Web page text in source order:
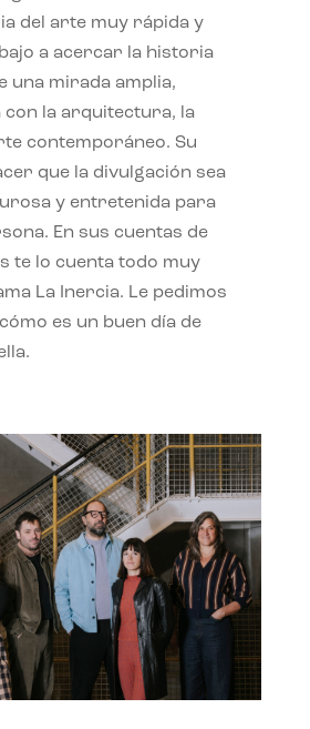
del arte muy rápida y
a acercar la historia
una mirada amplia,
con la arquitectura, la
contemporáneo. Su
que la divulgación sea
y entretenida para
En sus cuentas de
te lo cuenta todo muy
La Inercia. Le pedimos
es un buen día de